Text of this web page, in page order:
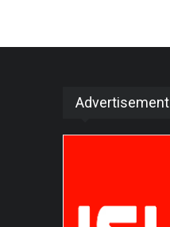
Advertisement